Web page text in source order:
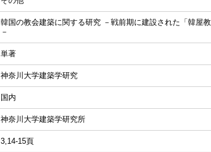
韓国の教会建築に関する研究 －戦前期に建設された「韓屋
－
単著
神奈川大学建築学研究
国内
神奈川大学建築学研究所
3,14-15頁